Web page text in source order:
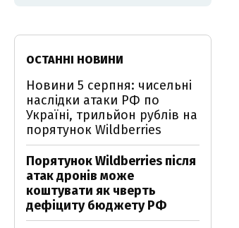
ОСТАННІ НОВИНИ
Новини 5 серпня: чисельні
наслідки атаки РФ по
Україні, трильйон рублів на
порятунок Wildberries
Порятунок Wildberries після
атак дронів може
коштувати як чверть
дефіциту бюджету РФ